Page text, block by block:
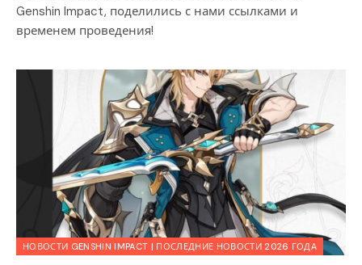
Genshin Impact, поделились с нами ссылками и
временем проведения!
НОВОСТИ GENSHIN IMPACT | ПОСЛЕДНИЕ НОВОСТИ 2026 ГОДА